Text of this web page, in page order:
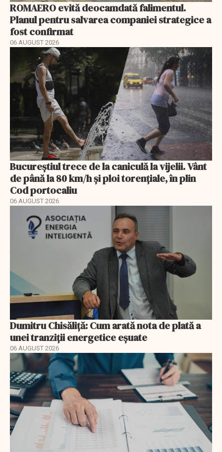
ROMAERO evită deocamdată falimentul.
Planul pentru salvarea companiei strategice a
fost confirmat
06 AUGUST 2026
Bucureștiul trece de la caniculă la vijelii. Vânt
de până la 80 km/h și ploi torențiale, în plin
Cod portocaliu
06 AUGUST 2026
Dumitru Chisăliță: Cum arată nota de plată a
unei tranziții energetice eșuate
06 AUGUST 2026